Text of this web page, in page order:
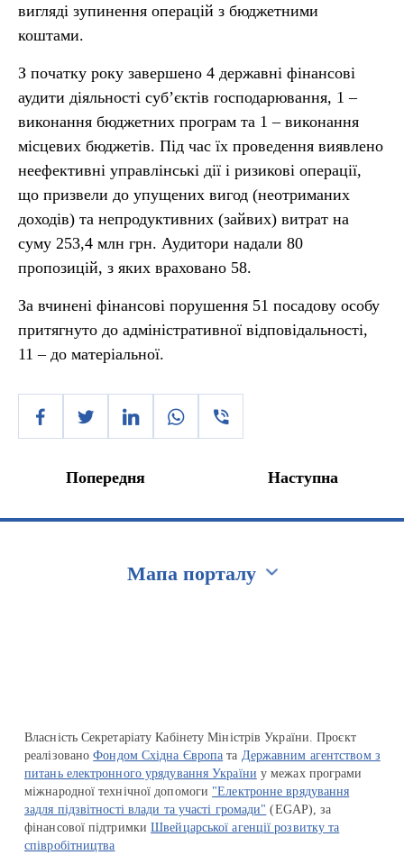
вигляді зупинення операцій з бюджетними
коштами.
З початку року завершено 4 державні фінансові
аудити діяльності суб’єктів господарювання, 1 –
виконання бюджетних програм та 1 – виконання
місцевих бюджетів. Під час їх проведення виявлено
неефективні управлінські дії і ризикові операції,
що призвели до упущених вигод (неотриманих
доходів) та непродуктивних (зайвих) витрат на
суму 253,4 млн грн. Аудитори надали 80
пропозицій, з яких враховано 58.
За вчинені фінансові порушення 51 посадову особу
притягнуто до адміністративної відповідальності,
11 – до матеріальної.
Попередня Наступна
Мапа порталу
Власність Секретаріату Кабінету Міністрів України. Проєкт
реалізованоФондом Східна Європа та Державним агентством з
питань електронного урядування України у межах програми
міжнародної технічної допомоги "Електронне врядування
задля підзвітності влади та участі громади" (EGAP), за
фінансової підтримкиШвейцарської агенції розвитку та
співробітництва